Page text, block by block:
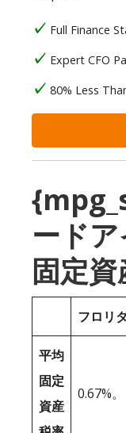
Full Finance
Expert CFO
80% Less
ード
固定
フロリダ
平均
固定
資産
0.67%。